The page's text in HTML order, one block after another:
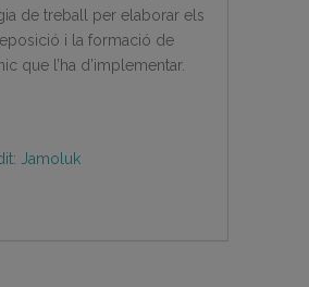
de treball per elaborar els
i la formació de
que l’ha d’implementar.
Jamoluk